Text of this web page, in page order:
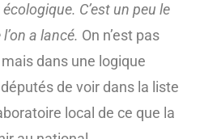
C’est un peu le
l’on a lancé. On n’est pas
dans une logique
de voir dans la liste
local de ce que la